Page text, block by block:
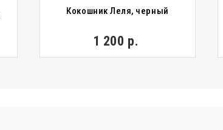
Кокошник Леля, черный
1 200 р.